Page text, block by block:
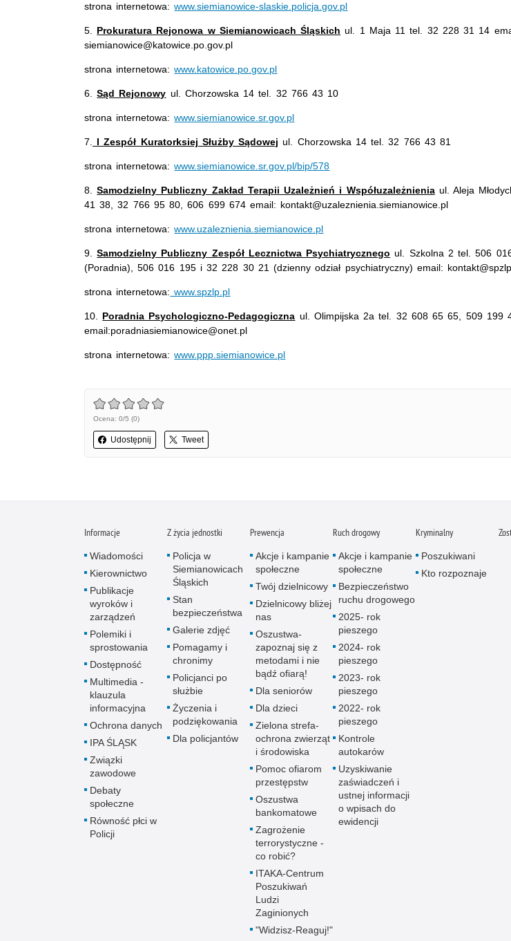
strona internetowa:www.siemianowice-slaskie.policja.gov.pl
5. Prokuratura Rejonowa w Siemianowicach Śląskich ul. 1 Maja 11 tel. 32 228 31 14
siemianowice@katowice.po.gov.pl
strona internetowa:www.katowice.po.gov.pl
6.Sąd Rejonowy ul. Chorzowska 14 tel. 32 766 43 10
strona internetowa:www.siemianowice.sr.gov.pl
7. I Zespół Kuratorksiej Służby Sądowej ul. Chorzowska 14 tel. 32 766 43 81
strona internetowa:www.siemianowice.sr.gov.pl/bip/578
8.Samodzielny Publiczny Zakład Terapii Uzależnień i Współuzależnieniaul. Aleja
41 38, 32 766 95 80, 606 699 674 email: kontakt@uzaleznienia.siemianowice.pl
strona internetowa:www.uzaleznienia.siemianowice.pl
9.Samodzielny Publiczny Zespół Lecznictwa Psychiatrycznego ul. Szkolna 2 tel. 506
(Poradnia), 506 016 195 i 32 228 30 21 (dzienny odział psychiatryczny) email:
strona internetowa: www.spzlp.pl
10. Poradnia Psychologiczno-Pedagogiczna ul. Olimpijska 2a tel. 32 608 65 65, 509 199
email:poradniasiemianowice@onet.pl
strona internetowa:www.ppp.siemianowice.pl
Ocena: 0/5 (0)
Udostępnij Tweet
Informacje
Wiadomości
Kierownictwo
Publikacje
wyroków i
zarządzeń
Polemiki i
sprostowania
Dostępność
Multimedia -
klauzula
informacyjna
Ochrona danych
IPA ŚLĄSK
Związki
zawodowe
Debaty
społeczne
Równość płci w
Policji
Z życia jednostki
Policja w
Siemianowicach
Śląskich
Stan
bezpieczeństwa
Galerie zdjęć
Pomagamy i
chronimy
Policjanci po
służbie
Życzenia i
podziękowania
Dla policjantów
Prewencja
Akcje i kampanie
społeczne
Twój dzielnicowy
Dzielnicowy bliżej
nas
Oszustwa-
zapoznaj się z
metodami i nie
bądź ofiarą!
Dla seniorów
Dla dzieci
Zielona strefa-
ochrona zwierząt
i środowiska
Pomoc ofiarom
przestępstw
Oszustwa
bankomatowe
Zagrożenie
terrorystyczne -
co robić?
ITAKA-Centrum
Poszukiwań
Ludzi
Zaginionych
"Widzisz-Reaguj!"
Ruch drogowy
Akcje i kampanie
społeczne
Bezpieczeństwo
ruchu drogowego
2025- rok
pieszego
2024- rok
pieszego
2023- rok
pieszego
2022- rok
pieszego
Kontrole
autokarów
Uzyskiwanie
zaświadczeń i
ustnej informacji
o wpisach do
ewidencji
Kryminalny
Poszukiwani
Kto rozpoznaje